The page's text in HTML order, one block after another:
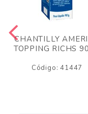
CHANTILLY
TOPPING RICHS
Código: 41447